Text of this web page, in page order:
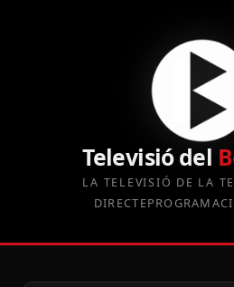
Televisió del
LA TELEVISIÓ DE LA
DIRECTE